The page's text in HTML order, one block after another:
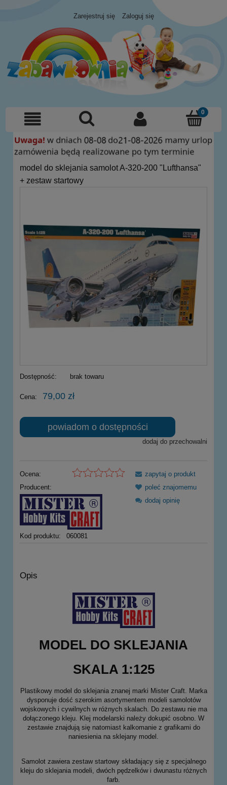
Zarejestruj się Zaloguj się
model do sklejania samolot A-320-200 "Lufthansa"
+ zestaw startowy
Dostępność: brak towaru
Cena: 79,00 zł
powiadom o dostępności
dodaj do przechowalni
Ocena:
Producent:
Kod produktu: 060081
zapytaj o produkt
poleć znajomemu
dodaj opinię
Opis
MODEL DO SKLEJANIA
SKALA 1:125
Plastikowy model do sklejania znanej marki Mister Craft. Marka
dysponuje dość szerokim asortymentem modeli samolotów
wojskowych i cywilnych w różnych skalach. Do zestawu nie ma
dołączonego kleju. Klej modelarski należy dokupić osobno. W
zestawie znajdują się natomiast kalkomanie z grafikami do
naniesienia na sklejany model.
Samolot zawiera zestaw startowy składający się z specjalnego
kleju do sklejania modeli, dwóch pędzelków i dwunastu różnych
farb.